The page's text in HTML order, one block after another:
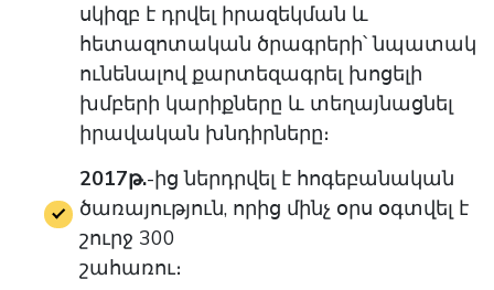
սկիզբ է դրվել իրազեկման և
հետազոտական ծրագրերի՝ նպատակ
ունենալով քարտեզագրել խոցելի
խմբերի կարիքները և տեղայնացնել
իրավական խնդիրները։
2017թ.-ից ներդրվել է հոգեբանական
ծառայություն, որից մինչ օրս օգտվել է
շուրջ 300
շահառու։